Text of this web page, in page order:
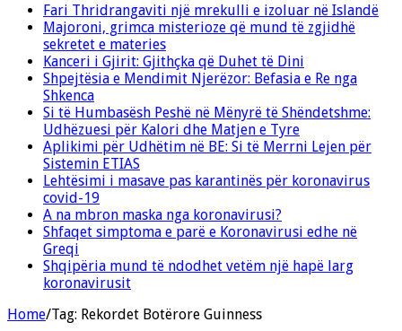
Fari Thridrangaviti një mrekulli e izoluar në Islandë
Majoroni, grimca misterioze që mund të zgjidhë
sekretet e materies
Kanceri i Gjirit: Gjithçka që Duhet të Dini
Shpejtësia e Mendimit Njerëzor: Befasia e Re nga
Shkenca
Si të Humbasësh Peshë në Mënyrë të Shëndetshme:
Udhëzuesi për Kalori dhe Matjen e Tyre
Aplikimi për Udhëtim në BE: Si të Merrni Lejen për
Sistemin ETIAS
Lehtësimi i masave pas karantinës për koronavirus
covid-19
A na mbron maska nga koronavirusi?
Shfaqet simptoma e parë e Koronavirusi edhe në
Greqi
Shqipëria mund të ndodhet vetëm një hapë larg
koronavirusit
Home/Tag: Rekordet Botërore Guinness